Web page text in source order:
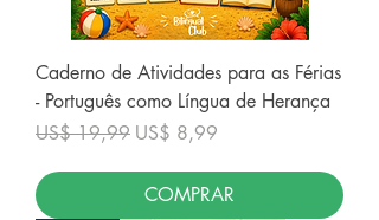
Caderno de Atividades para as Férias
- Português como Língua de Herança
Preço normal
US$ 19,99 Preço promocional
US$ 8,99
COMPRAR